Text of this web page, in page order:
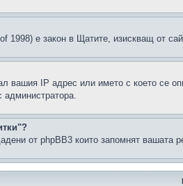
е закон в Щатите, изискващ от
IP адрес или името с което се
администратора.
от phpBB3 които запомнят вашата